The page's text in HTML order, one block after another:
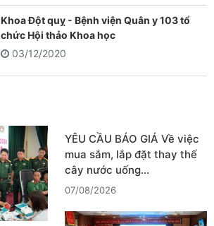
Khoa Đột quỵ - Bệnh viện Quân y 103 tổ
chức Hội thảo Khoa học
03/12/2020
YÊU CẦU BÁO GIÁ Về việc
mua sắm, lắp đặt thay thế
cây nước uống…
07/08/2026